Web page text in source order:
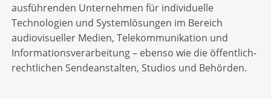
ausführenden Unternehmen für individuelle
Technologien und Systemlösungen im Bereich
audiovisueller Medien, Telekommunikation und
Informationsverarbeitung – ebenso wie die öffentlich-
rechtlichen Sendeanstalten, Studios und Behörden.